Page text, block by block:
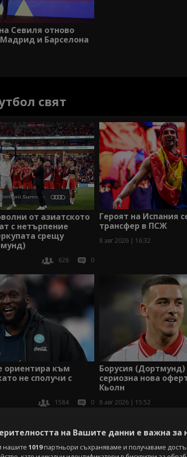
Севиля отново
Мадрид и Барселона
свят
от азиатското
с нетърпение
срещу
628 0
Героят на Испания
трансфер в ПСЖ
8 авг 2026 | 16:32
ориентира към
не сполучи с
1584 0
Борусия (Дортмунд)
сериозна нова
Кьолн
8 авг 2026 | 15:52
на Вашите данни е важна за
нашите 1019партньори съхраняваме и получаваме